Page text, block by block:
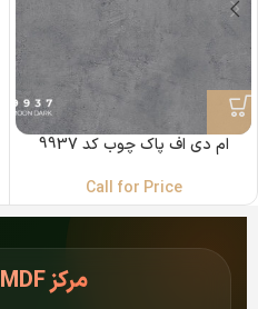
ام دی اف پاک چوب کد 9937
Call for Price
مرکزMDF شمشاد